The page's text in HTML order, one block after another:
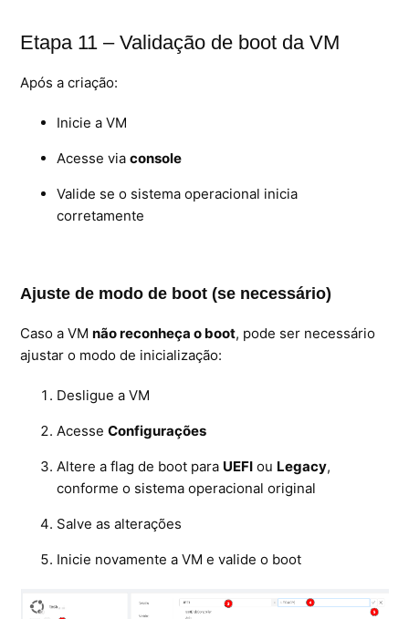
Etapa 11 – Validação de boot da VM
Após a criação:
Inicie a VM
Acesse viaconsole
Valide se o sistema operacional inicia
corretamente
Ajuste de modo de boot (se necessário)
Caso a VMnão reconheça o boot, pode ser necessário
ajustar o modo de inicialização:
Desligue a VM
AcesseConfigurações
Altere a flag de boot para UEFI ou Legacy,
conforme o sistema operacional original
Salve as alterações
Inicie novamente a VM e valide o boot